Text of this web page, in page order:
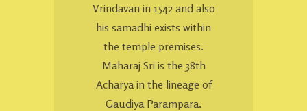
Vrindavan in 1542 and also
his samadhi exists within
the temple premises.
Maharaj Sri is the 38th
Acharya in the lineage of
Gaudiya Parampara.